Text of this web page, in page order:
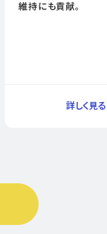
維持にも貢献。